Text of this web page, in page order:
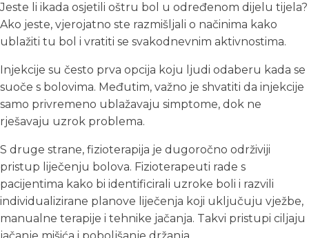
Jeste li ikada osjetili oštru bol u određenom dijelu tijela?
Ako jeste, vjerojatno ste razmišljali o načinima kako
ublažiti tu bol i vratiti se svakodnevnim aktivnostima.
Injekcije su često prva opcija koju ljudi odaberu kada se
suoče s bolovima. Međutim, važno je shvatiti da injekcije
samo privremeno ublažavaju simptome, dok ne
rješavaju uzrok problema.
S druge strane, fizioterapija je dugoročno održiviji
pristup liječenju bolova. Fizioterapeuti rade s
pacijentima kako bi identificirali uzroke boli i razvili
individualizirane planove liječenja koji uključuju vježbe,
manualne terapije i tehnike jačanja. Takvi pristupi ciljaju